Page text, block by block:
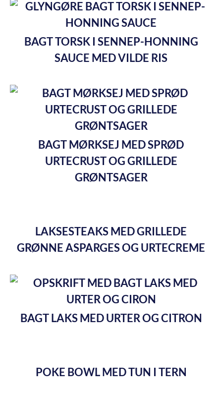
BAGT TORSK I SENNEP-HONNING
SAUCE MED VILDE RIS
BAGT MØRKSEJ MED SPRØD
URTECRUST OG GRILLEDE
GRØNTSAGER
LAKSESTEAKS MED GRILLEDE
GRØNNE ASPARGES OG URTECREME
BAGT LAKS MED URTER OG CITRON
POKE BOWL MED TUN I TERN